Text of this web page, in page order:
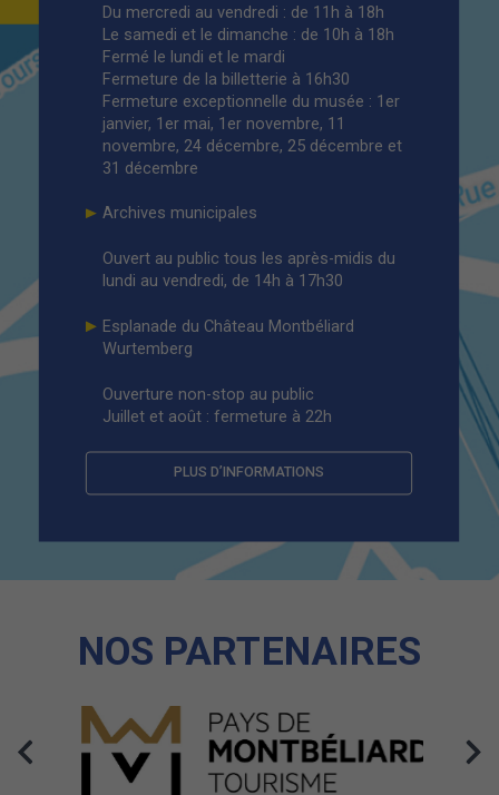
Du mercredi au vendredi : de 11h à 18h
Le samedi et le dimanche : de 10h à 18h
Fermé le lundi et le mardi
Fermeture de la billetterie à 16h30
Fermeture exceptionnelle du musée : 1 er
janvier, 1 er mai, 1 er novembre, 11
novembre, 24 décembre, 25 décembre et
31 décembre
Archives municipales
Ouvert au public tous les après-midis du
lundi au vendredi, de 14h à 17h30
Esplanade du Château Montbéliard
Wurtemberg
Ouverture non-stop au public
Juillet et août : fermeture à 22h
PLUS D’INFORMATIONS
NOS PARTENAIRES